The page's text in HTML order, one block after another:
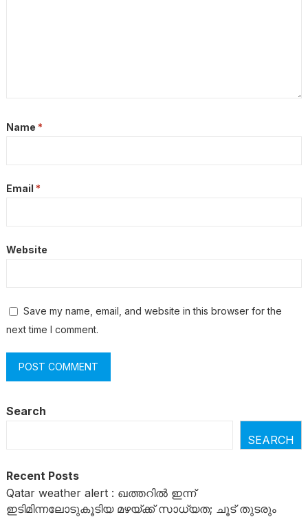
Name *
Email *
Website
Save my name, email, and website in this browser for the
next time I comment.
Search
SEARCH
Recent Posts
Qatar weather alert : ഖത്തറിൽ ഇന്ന്
ഇടിമിന്നലോടുകൂടിയ മഴയ്ക്ക് സാധ്യത; ചൂട് തുടരും